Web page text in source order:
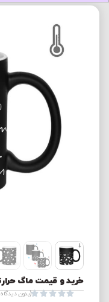
خرید و قیمت ماگ




(بدون